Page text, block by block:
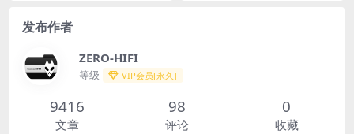
发布作者
ZERO-HIFI
等级 VIP会员[永久]
9416
文章
98
评论
0
收藏